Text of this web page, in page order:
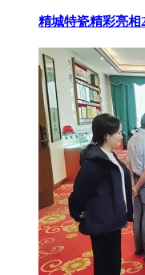
精城特瓷精彩亮相